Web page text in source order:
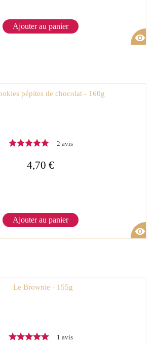
Ajouter au panier
visibility
pépites de chocolat - 160g
2 avis
4,70 €
Ajouter au panier
visibility
Le Brownie - 155g
1 avis